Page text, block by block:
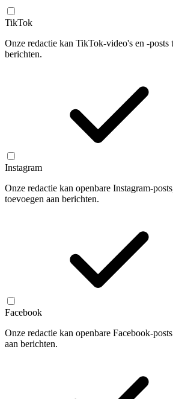
TikTok
Onze redactie kan TikTok-video's en -posts
berichten.
Instagram
Onze redactie kan openbare Instagram-
toevoegen aan berichten.
Facebook
Onze redactie kan openbare Facebook-
aan berichten.